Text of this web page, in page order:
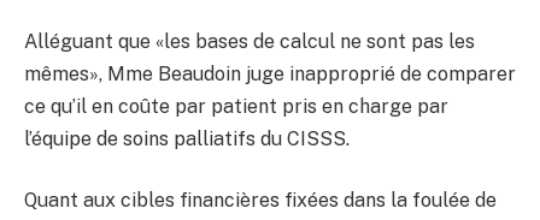
Alléguant que «les bases de calcul ne sont pas les
mêmes», Mme Beaudoin juge inapproprié de comparer
ce qu’il en coûte par patient pris en charge par
l’équipe de soins palliatifs du CISSS.
Quant aux cibles financières fixées dans la foulée de